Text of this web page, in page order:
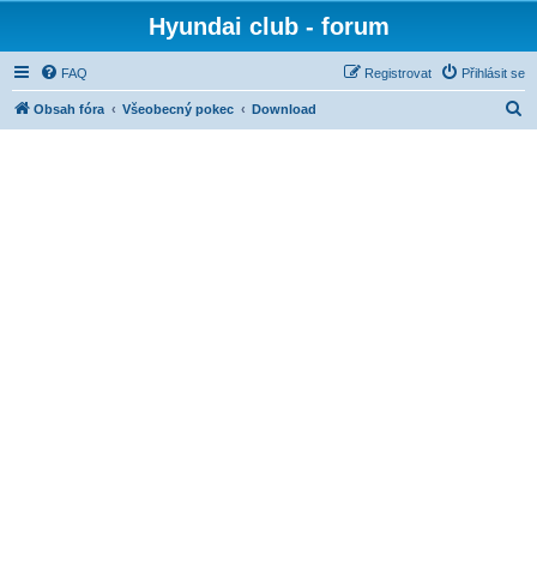
Hyundai club - forum
FAQ Přihlásit se
Registrovat
Obsah fóra Všeobecný pokec Download